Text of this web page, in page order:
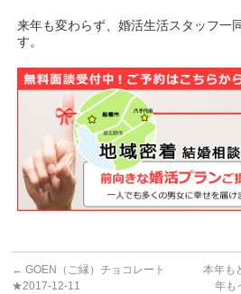
来年も変わらず、婚活生活スタッフ一
す。
← GOEN（ご縁）チョコレート
★2017-12-11
本年も
年も